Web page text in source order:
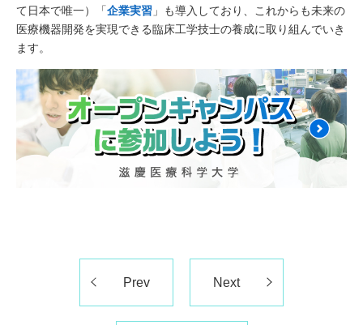
て日本で唯一）「企業実習 」も導入しており、これからも未来の
医療機器開発を実現できる臨床工学技士の養成に取り組んでいき
ます。
Prev Next